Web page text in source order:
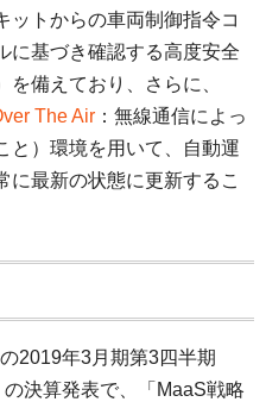
ットからの車両制御指令コ
に基づき確認する高度安全
備えており、さらに、
The Air ：無線通信によっ
と）環境を用いて、自動運
に最新の状態に更新するこ
2019年3月期第3四半期
決算発表で、「MaaS戦略